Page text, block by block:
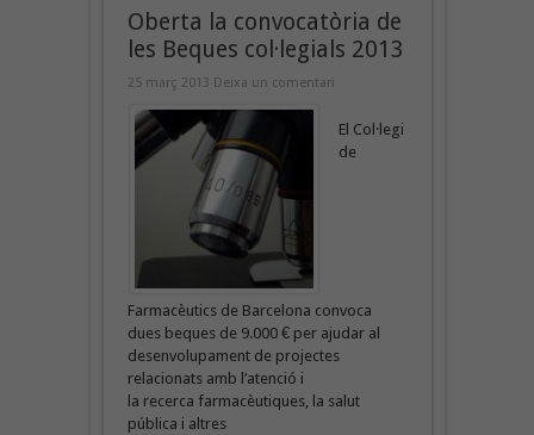
Oberta la convocatòria de
les Beques col·legials 2013
25 març 2013 Deixa un comentari
El Col·legi
de
Farmacèutics de Barcelona convoca
dues beques de 9.000 € per ajudar al
desenvolupament de projectes
relacionats amb l’atenció i
la recerca farmacèutiques, la salut
pública i altres